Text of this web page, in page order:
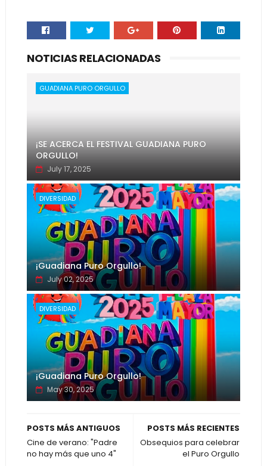
NOTICIAS RELACIONADAS
GUADIANA PURO ORGULLO
¡SE ACERCA EL FESTIVAL GUADIANA PURO
ORGULLO!
July 17, 2025
DIVERSIDAD
¡Guadiana Puro Orgullo!
July 02, 2025
DIVERSIDAD
¡Guadiana Puro Orgullo!
May 30, 2025
POSTS MÁS RECIENTES
Obsequios para celebrar
el Puro Orgullo
POSTS MÁS ANTIGUOS
Cine de verano: "Padre
no hay más que uno 4"